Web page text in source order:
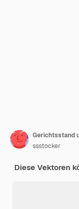
Gerichtsstand
ssstocker
Diese Vektoren